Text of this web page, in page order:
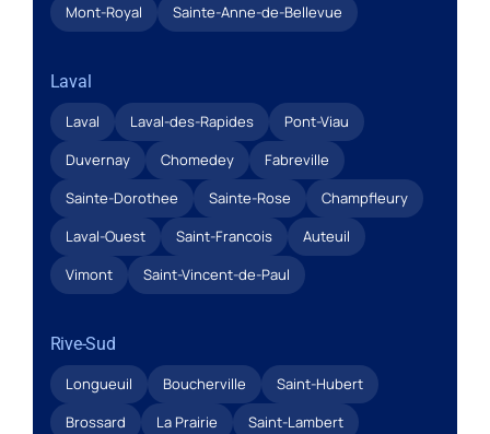
Mont-Royal
Sainte-Anne-de-Bellevue
Laval
Laval Laval-des-Rapides
Pont-Viau
Duvernay
Chomedey
Fabreville
Sainte-Dorothee
Sainte-Rose
Champfleury
Laval-Ouest
Saint-Francois
Auteuil
Vimont
Saint-Vincent-de-Paul
Rive-Sud
Longueuil Boucherville
Saint-Hubert
Brossard
La Prairie
Saint-Lambert